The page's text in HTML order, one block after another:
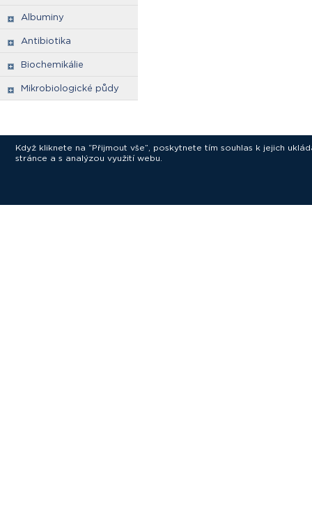
Albuminy
Antibiotika
Biochemikálie
Mikrobiologické půdy
Když kliknete na “Přijmout vše”, poskytnete tím souhlas k jejich
stránce a s analýzou využití webu.